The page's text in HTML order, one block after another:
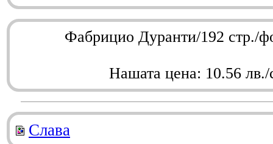
Фабрицио Дуранти/192 стр./
Нашата цена: 10.56 лв./
Слава